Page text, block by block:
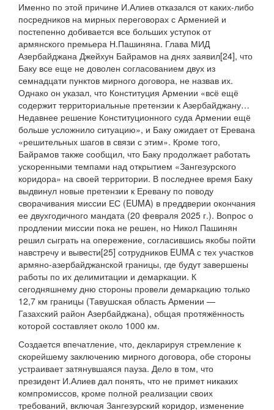
Именно по этой причине И.Алиев отказался от каких-либо
посредников на мирных переговорах с Арменией и
постепенно добивается все больших уступок от
армянского премьера Н.Пашиняна. Глава МИД
Азербайджана Джейхун Байрамов на днях заявил[24], что
Баку все еще не доволен согласованием двух из
семнадцати пунктов мирного договора, не назвав их.
Однако он указал, что Конституция Армении «всё ещё
содержит территориальные претензии к Азербайджану…
Недавнее решение Конституционного суда Армении ещё
больше усложнило ситуацию», и Баку ожидает от Еревана
«решительных шагов в связи с этим». Кроме того,
Байрамов также сообщил, что Баку продолжает работать
ускоренными темпами над открытием «Зангезурского
коридора» на своей территории. В последнее время Баку
выдвинул новые претензии к Еревану по поводу
сворачивания миссии ЕС (EUMA) в преддверии окончания
ее двухгодичного мандата (20 февраля 2025 г.). Вопрос о
продлении миссии пока не решен, но Никол Пашинян
решил сыграть на опережение, согласившись якобы пойти
навстречу и вывести[25] сотрудников EUMA с тех участков
армяно-азербайджанской границы, где будут завершены
работы по их делимитации и демаркации. К
сегодняшнему дню стороны провели демаркацию только
12,7 км границы (Тавушская область Армении —
Газахский район Азербайджана), общая протяжённость
которой составляет около 1000 км.
Создается впечатление, что, декларируя стремление к
скорейшему заключению мирного договора, обе стороны
устраивает затянувшаяся пауза. Дело в том, что
президент И.Алиев дал понять, что не примет никаких
компромиссов, кроме полной реализации своих
требований, включая Зангезурский коридор, изменение